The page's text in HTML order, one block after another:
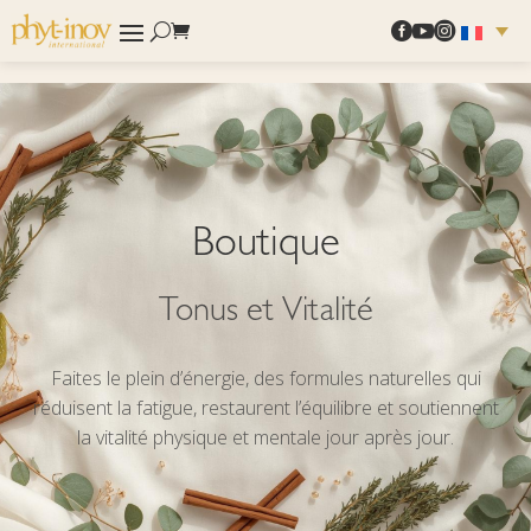

Boutique
Tonus et Vitalité
Faites le plein d’énergie, des formules naturelles qui
réduisent la fatigue, restaurent l’équilibre et soutiennent
la vitalité physique et mentale jour après jour.